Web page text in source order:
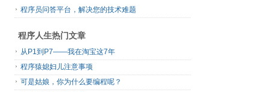
程序员问答平台，解决您的技术难题
程序人生热门文章
从P1到P7——我在淘宝这7年
程序猿媳妇儿注意事项
可是姑娘，你为什么要编程呢？